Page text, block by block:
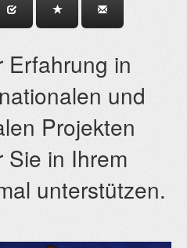
Erfahrung in
und
Projekten
Sie in Ihrem
unterstützen.